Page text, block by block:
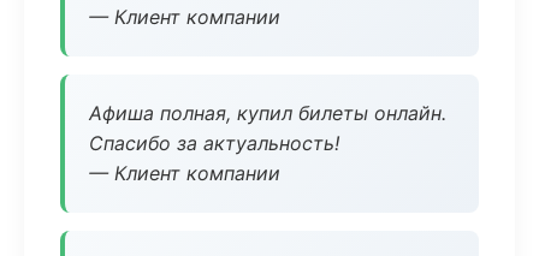
— Клиент компании
Афиша полная, купил билеты онлайн.
Спасибо за актуальность!
— Клиент компании